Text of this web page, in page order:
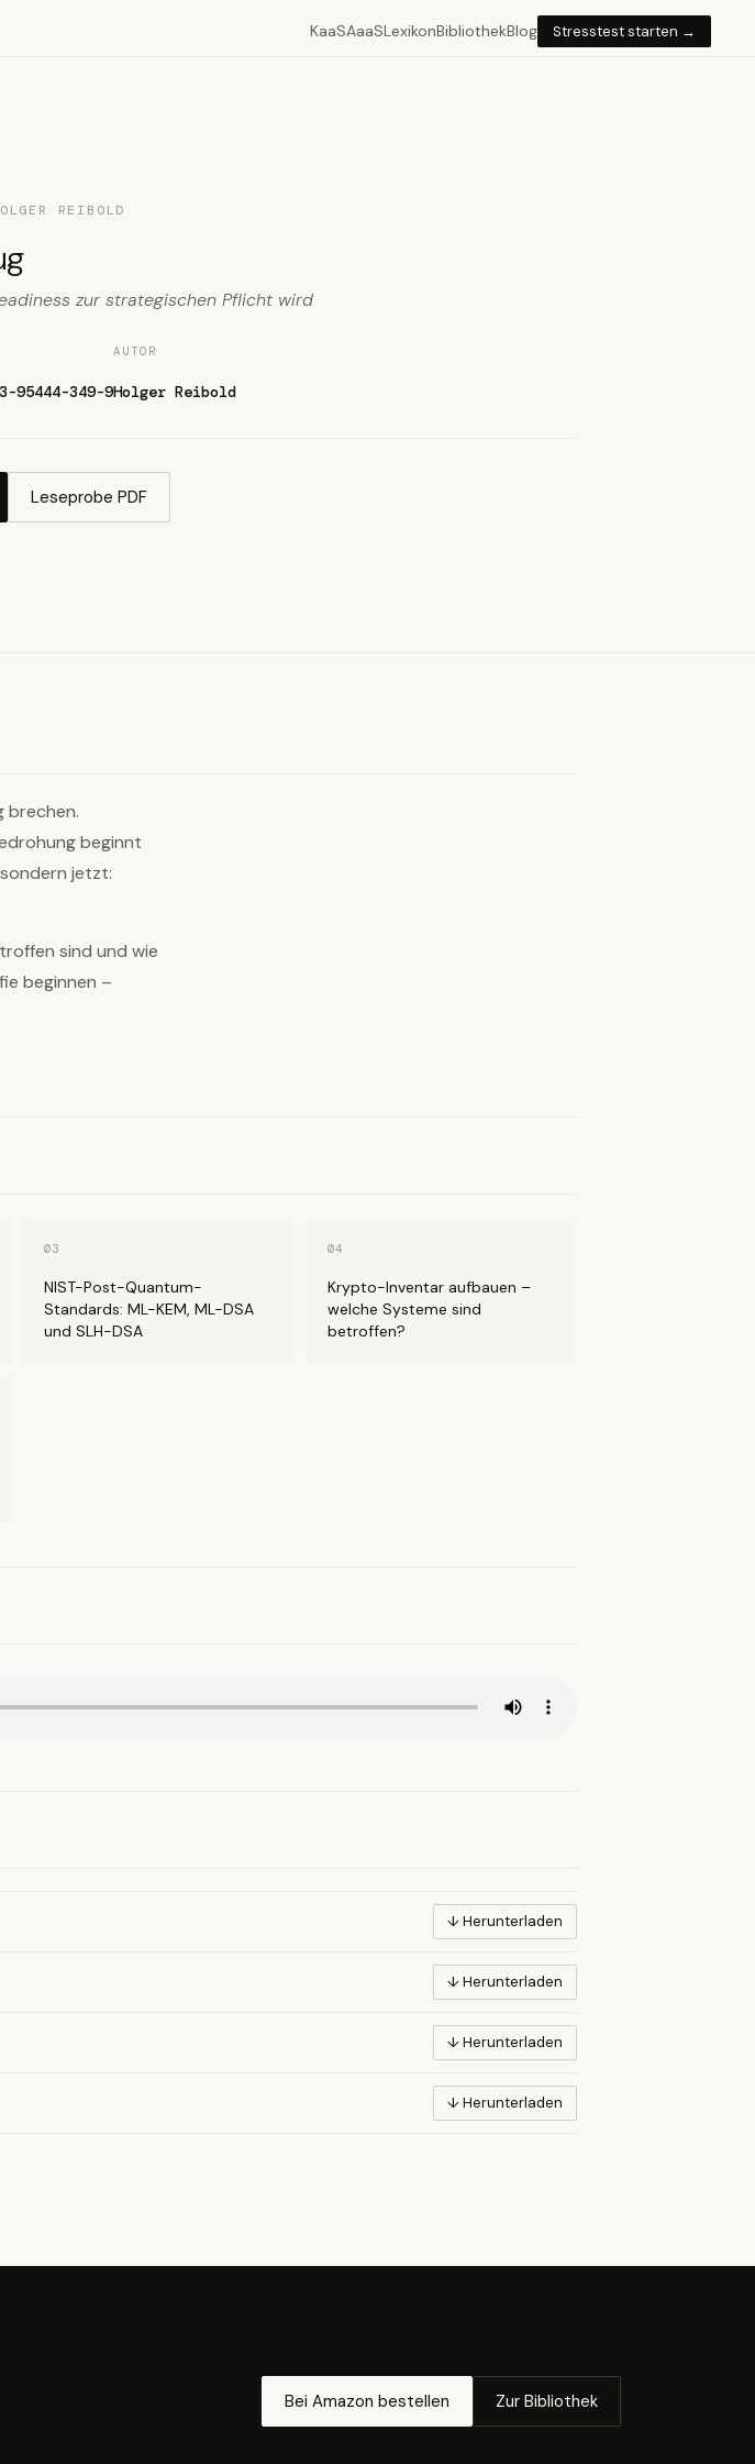
KaaSAaaSLexikonBibliothekBlog Stresstest starten →
REIBOLD
zur strategischen Pflicht wird
95444-349-9
AUTOR
Holger Reibold
Leseprobe PDF
brechen.
beginnt
jetzt:
sind und wie
beginnen –
03
NIST-Post-Quantum-
Standards: ML-KEM, ML-DSA
und SLH-DSA
04
Krypto-Inventar aufbauen –
welche Systeme sind
betroffen?
↓ Herunterladen
↓ Herunterladen
↓ Herunterladen
↓ Herunterladen
Bei Amazon bestellen Zur Bibliothek